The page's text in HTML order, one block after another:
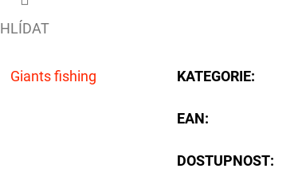
HLÍDAT
Giants fishing KATEGORIE:
EAN:
DOSTUPNOST: